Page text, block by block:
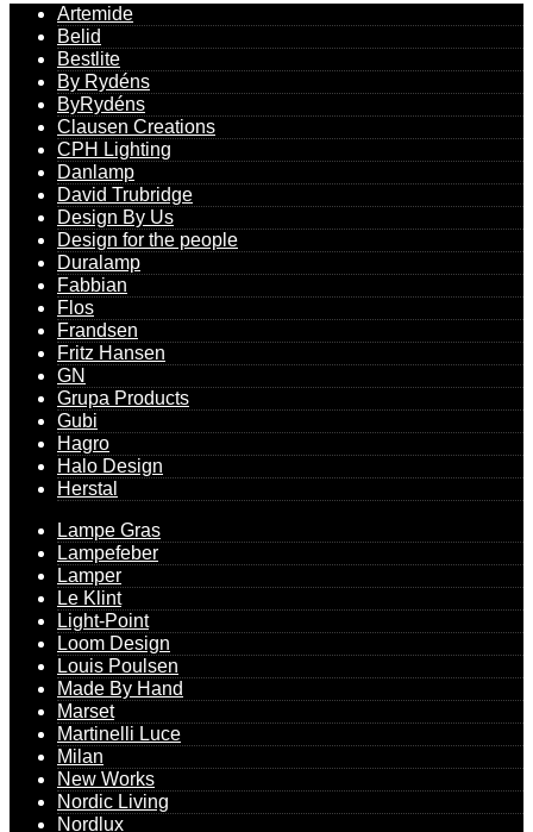
Artemide
Belid
Bestlite
By Rydéns
ByRydéns
Clausen Creations
CPH Lighting
Danlamp
David Trubridge
Design By Us
Design for the people
Duralamp
Fabbian
Flos
Frandsen
Fritz Hansen
GN
Grupa Products
Gubi
Hagro
Halo Design
Herstal
Lampe Gras
Lampefeber
Lamper
Le Klint
Light-Point
Loom Design
Louis Poulsen
Made By Hand
Marset
Martinelli Luce
Milan
New Works
Nordic Living
Nordlux